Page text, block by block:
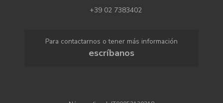
+39 02 7383402
Para contactarnos o tener más información
escríbanos